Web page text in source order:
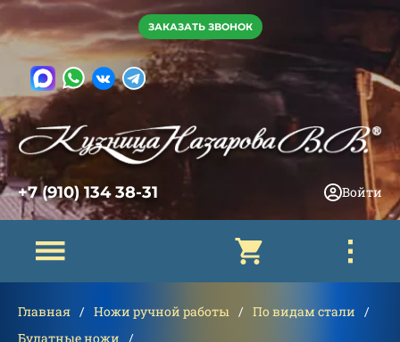
ЗАКАЗАТЬ ЗВОНОК
+7 (910) 134 38-31 Войти
Главная Ножи ручной работы
По видам стали
Булатные ножи